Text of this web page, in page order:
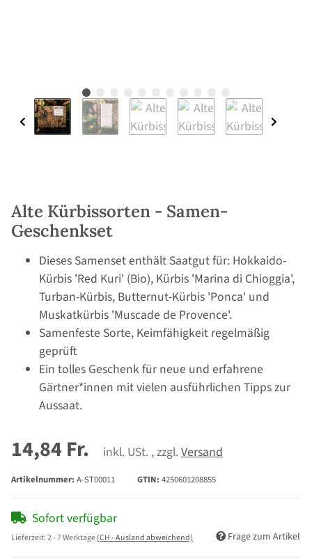
Alte Kürbissorten - Samen-
Geschenkset
Dieses Samenset enthält Saatgut für: Hokkaido-
Kürbis 'Red Kuri' (Bio), Kürbis 'Marina di Chioggia',
Turban-Kürbis, Butternut-Kürbis 'Ponca' und
Muskatkürbis 'Muscade de Provence'.
Samenfeste Sorte, Keimfähigkeit regelmäßig
geprüft
Ein tolles Geschenk für neue und erfahrene
Gärtner*innen mit vielen ausführlichen Tipps zur
Aussaat.
14,84 Fr. inkl. USt. , zzgl. Versand
Artikelnummer: A-ST00011 GTIN: 4250601208855
Sofort verfügbar
Lieferzeit:2 - 7 Werktage(CH - Ausland abweichend) Frage zum Artikel